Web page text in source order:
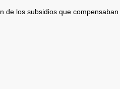
de los subsidios que